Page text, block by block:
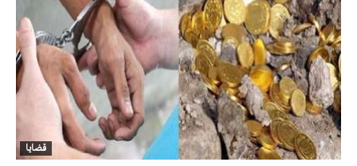
قضايا